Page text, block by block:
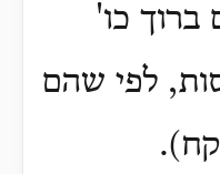
ברוך כו'
לפי שהם
.